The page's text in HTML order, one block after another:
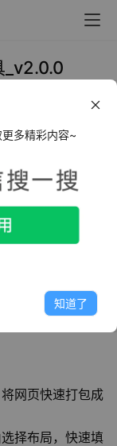
包apk格式文件
软件名、包名，
大家进行网页转
的网站，想怎么
以上手制作网页
网页快速打包成
择布局，快速填
多精彩内容~
知道了